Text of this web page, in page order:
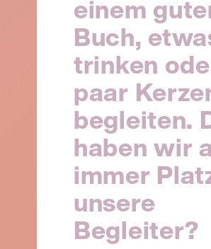
einem
Buch,
trinken
paar
begleiten.
haben wir
immer
unsere
Begleiter?